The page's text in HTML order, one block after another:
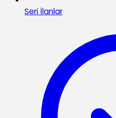
Seri İlanlar